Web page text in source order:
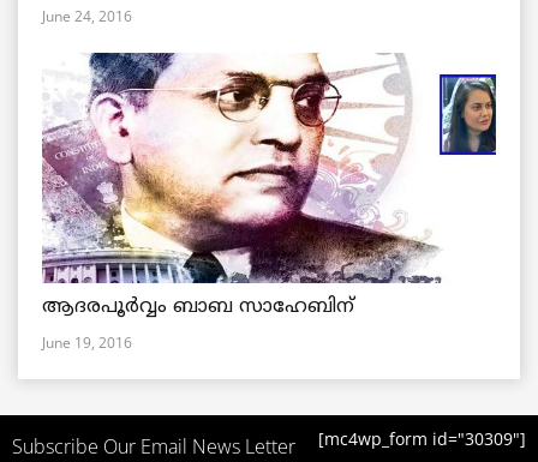
June 24, 2016
ആദരപൂര്‍വ്വം ബാബ സാഹേബിന്
June 19, 2016
Subscribe Our Email News Letter [mc4wp_form id="30309"]